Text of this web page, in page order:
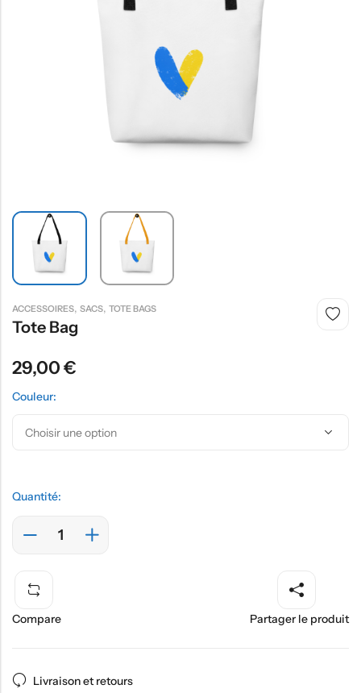
ACCESSOIRES, SACS, TOTE BAGS
Tote Bag
29,00€
Couleur:
Quantité:
Compare Partager le produit
Livraison et retours